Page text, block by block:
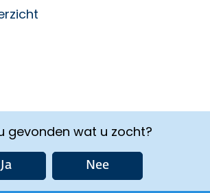
gevonden wat u zocht?
Ja Nee